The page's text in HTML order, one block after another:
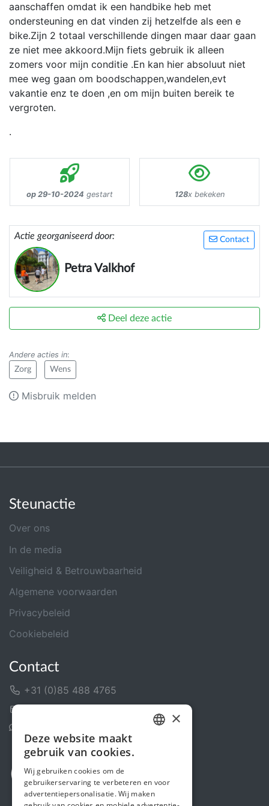
aanschaffen omdat ik een handbike heb met
ondersteuning en dat vinden zij hetzelfde als een e
bike.Zijn 2 totaal verschillende dingen maar daar gaan
ze niet mee akkoord.Mijn fiets gebruik ik alleen
zomers voor mijn conditie .En kan hier absoluut niet
mee weg gaan om boodschappen,wandelen,evt
vakantie enz te doen ,en om mijn buiten bereik te
vergroten.
.
op 29-10-2024 gestart 128x bekeken
Contact
Actie georganiseerd door:
Petra Valkhof
Deel deze actie
Andere acties in:
Zorg Wens
Misbruik melden
Steunactie
Over ons
In de media
Veiligheid & Betrouwbaarheid
Algemene voorwaarden
Privacybeleid
Cookiebeleid
Contact
+31 (0)85 488 4765
ENGLISH
×
Deze website maakt
gebruik van cookies.
Wij gebruiken cookies om de
gebruikerservaring te verbeteren en voor
advertentiepersonalisatie. Wij maken